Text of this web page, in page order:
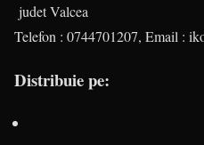
judet Valcea
Telefon : 0744701207, Email :
Distribuie pe: